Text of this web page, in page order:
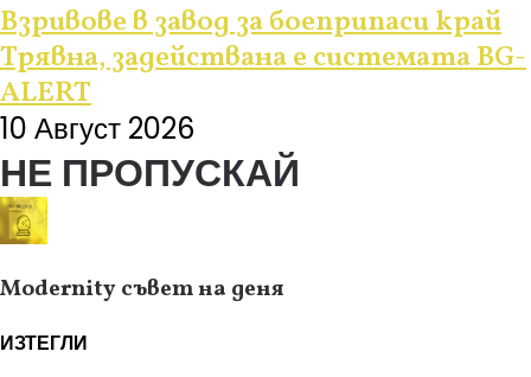
Взривове в завод за боеприпаси край
Трявна, задействана е системата BG-
ALERT
10 Август 2026
НЕ ПРОПУСКАЙ
Modernity съвет на деня
ИЗТЕГЛИ